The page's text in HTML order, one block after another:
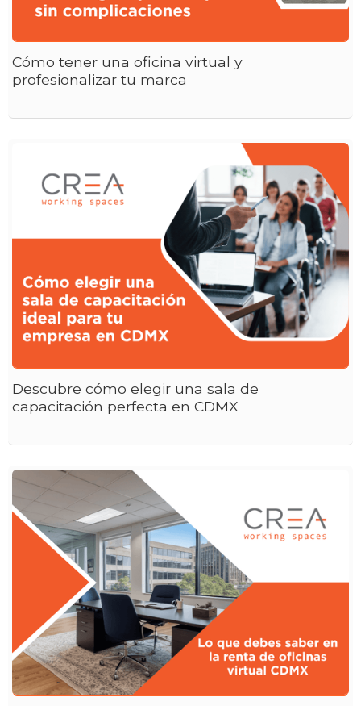
Cómo tener una oficina virtual y
profesionalizar tu marca
Descubre cómo elegir una sala de
capacitación perfecta en CDMX